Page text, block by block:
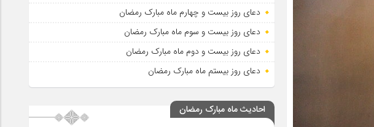
دعای روز بیست و چهارم ماه مبارک رمضان
دعای روز بیست و سوم ماه مبارک رمضان
دعای روز بیست و دوم ماه مبارک رمضان
دعای روز بیستم ماه مبارک رمضان
احادیث ماه مبارک رمضان